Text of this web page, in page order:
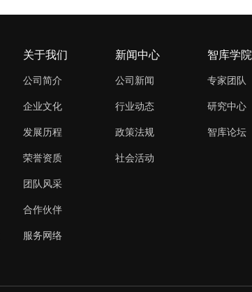
关于我们
公司简介
企业文化
发展历程
荣誉资质
团队风采
合作伙伴
服务网络
新闻中心
公司新闻
行业动态
政策法规
社会活动
智库学院
专家团队
研究中心
智库论坛